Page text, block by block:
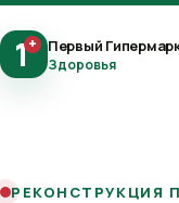
1+ Первый
Здоровья
РЕКОНСТРУКЦИЯ